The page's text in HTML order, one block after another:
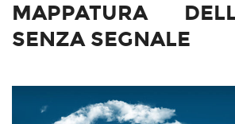
MAPPATURA
SENZA SEGNALE